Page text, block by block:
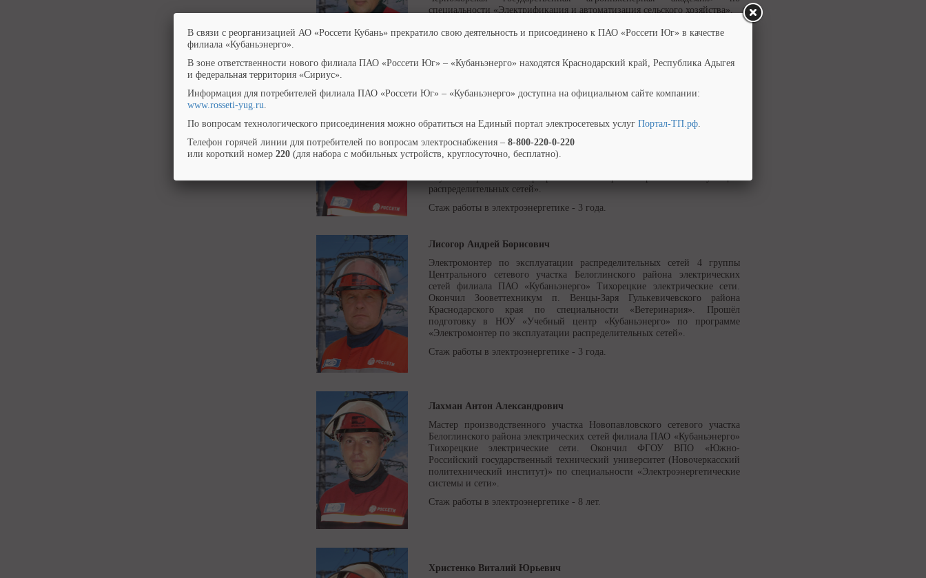
специальности «Электрификация и автоматизация сельского хозяйства».
Стаж работы в электроэнергетике - 14 лет.
Электромонтер по эксплуатации распределительных сетей 4 группы
сетей филиала ПАО «Кубаньэнерго» Тихорецкие электрические сети.
Окончил ГОУ СПО «Тихорецкий техникум железнодорожного
транспорта» МПС России по специальности «Техническая эксплуатация и
ремонт подъемно-транспортных, строительных, дорожных машин и
распределительных сетей».
Стаж работы в электроэнергетике - 3 года.
Лисогор Андрей Борисович
Электромонтер по эксплуатации распределительных сетей 4 группы
Центрального сетевого участка Белоглинского района электрических
сетей филиала ПАО «Кубаньэнерго» Тихорецкие электрические сети.
Окончил Зооветтехникум п. Венцы-Заря Гулькевичевского района
Краснодарского края по специальности «Ветеринария». Прошёл
подготовку в НОУ «Учебный центр «Кубаньэнерго» по программе
«Электромонтер по эксплуатации распределительных сетей».
Стаж работы в электроэнергетике - 3 года.
Лахман Антон Александрович
Мастер производственного участка Новопавловского сетевого участка
Белоглинского района электрических сетей филиала ПАО «Кубаньэнерго»
Тихорецкие электрические сети. Окончил ФГОУ ВПО «Южно-
Российский государственный технический университет (Новочеркасский
политехнический институт)» по специальности «Электроэнергетические
системы и сети».
Стаж работы в электроэнергетике - 8 лет.
Христенко Виталий Юрьевич
В связи с реорганизацией АО «Россети Кубань» прекратило свою деятельность и присоединено к ПАО «Россети Юг» в качестве
филиала «Кубаньэнерго».
В зоне ответственности нового филиала ПАО «Россети Юг» – «Кубаньэнерго» находятся Краснодарский край, Республика Адыгея
и федеральная территория «Сириус».
Информация для потребителей филиала ПАО «Россети Юг» – «Кубаньэнерго» доступна на официальном сайте компании:
www.rosseti-yug.ru.
По вопросам технологического присоединения можно обратиться на Единый портал электросетевых услуг Портал-ТП.рф.
Телефон горячей линии для потребителей по вопросам электроснабжения – 8-800-220-0-220
или короткий номер 220 (для набора с мобильных устройств, круглосуточно, бесплатно).